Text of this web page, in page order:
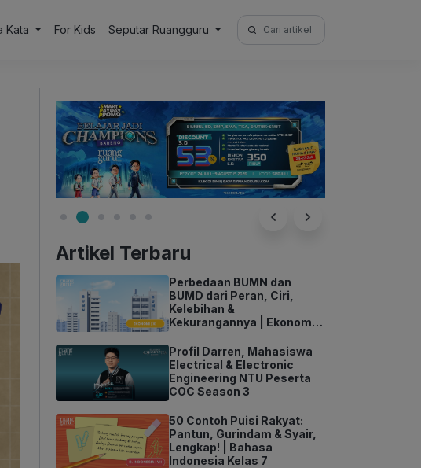
Kata For Kids Seputar Ruangguru
Search
for:
Artikel Terbaru
Perbedaan BUMN dan
BUMD dari Peran, Ciri,
Kelebihan &
Kekurangannya | Ekonomi
Profil Darren, Mahasiswa
Electrical & Electronic
Engineering NTU Peserta
COC Season 3
50 Contoh Puisi Rakyat:
Pantun, Gurindam & Syair,
Lengkap! | Bahasa
Indonesia Kelas 7